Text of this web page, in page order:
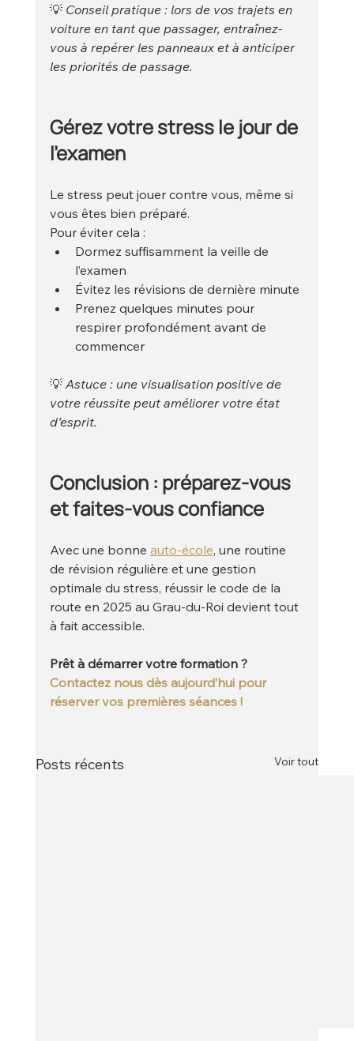
💡 Conseil pratique : lors de vos trajets en
voiture en tant que passager, entraînez-
vous à repérer les panneaux et à anticiper
les priorités de passage.
Gérez votre stress le jour de
l’examen
Le stress peut jouer contre vous, même si
vous êtes bien préparé.
Pour éviter cela :
Dormez suffisamment la veille de
l’examen
Évitez les révisions de dernière minute
Prenez quelques minutes pour
respirer profondément avant de
commencer
💡 Astuce : une visualisation positive de
votre réussite peut améliorer votre état
d’esprit.
Conclusion : préparez-vous
et faites-vous confiance
Avec une bonne auto-école, une routine
de révision régulière et une gestion
optimale du stress, réussir le code de la
route en 2025 au Grau-du-Roi devient tout
à fait accessible.
Prêt à démarrer votre formation ?
Contactez nous dès aujourd’hui pour
réserver vos premières séances !
Posts récents Voir tout